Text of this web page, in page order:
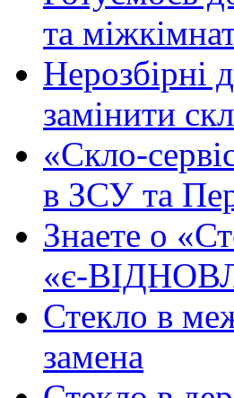
та
Нерозбірні
замінити
«Скло-
в ЗСУ та
Знаете о
«є-
Стекло в
замена